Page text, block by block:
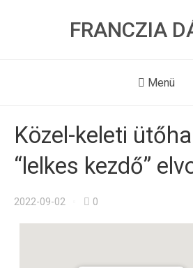
FRANCZIA
Menü
Közel-keleti
“lelkes kezdő”
2022-09-02 0